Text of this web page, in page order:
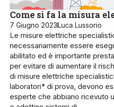
Come si fa la misura
7 Giugno 2023Luca Lussorio
Le misure elettriche
necessariamente essere
abilitato ed è importante
per evitare di aumentare il
di misure e­lettriche
laboratori* di prova, devono
esperte che abbiano rice­vuto